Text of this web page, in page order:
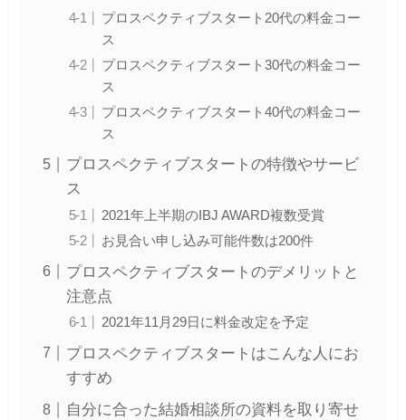
プロスペクティブスタート20代の料金コー
ス
プロスペクティブスタート30代の料金コー
ス
プロスペクティブスタート40代の料金コー
ス
プロスペクティブスタートの特徴やサービ
ス
2021年上半期のIBJ AWARD複数受賞
お見合い申し込み可能件数は200件
プロスペクティブスタートのデメリットと
注意点
2021年11月29日に料金改定を予定
プロスペクティブスタートはこんな人にお
すすめ
自分に合った結婚相談所の資料を取り寄せ